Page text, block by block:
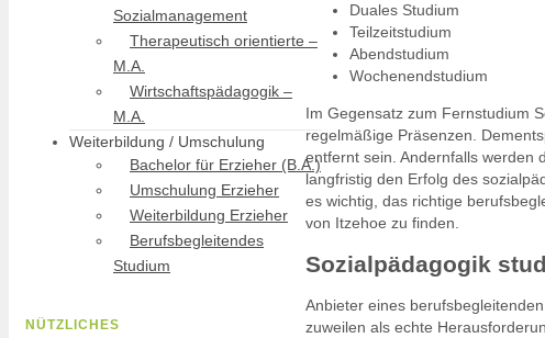
Duales Studium
Teilzeitstudium
Abendstudium
Wochenendstudium
Im Gegensatz zum Fernstudium
regelmäßige Präsenzen.
entfernt sein. Andernfalls werden
langfristig den Erfolg des
es wichtig, das richtige
von Itzehoe zu finden.
Sozialpädagogik
Anbieter eines
zuweilen als echte
Sozialmanagement
Therapeutisch orientierte –
M.A.
Wirtschaftspädagogik –
M.A.
Weiterbildung / Umschulung
Bachelor für Erzieher (B.A.)
Umschulung Erzieher
Weiterbildung Erzieher
Berufsbegleitendes
Studium
NÜTZLICHES